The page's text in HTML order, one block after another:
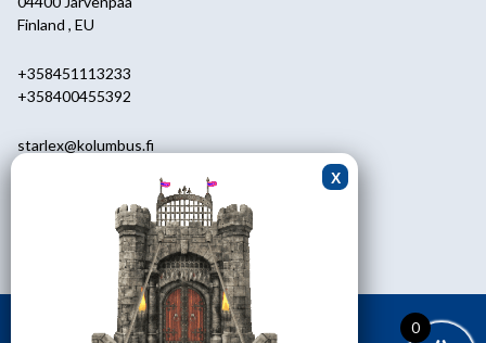
Finland , EU
+358451113233
+358400455392
starlex@kolumbus.fi
ark.klo 08.30-17.00
0